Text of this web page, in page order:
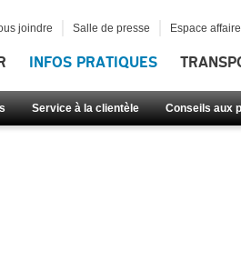
INFOS PRATIQUES
Service à la clientèle Conseils aux
joindre Salle de presse Espace